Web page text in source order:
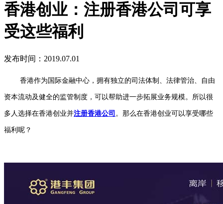
香港创业：注册香港公司可享
受这些福利
发布时间：2019.07.01
香港作为国际金融中心，拥有独立的司法体制、法律管治、自由
资本流动及健全的监管制度，可以帮助进一步拓展业务规模。所以很
多人选择在香港创业并注册香港公司 。那么在香港创业可以享受哪些
福利呢？